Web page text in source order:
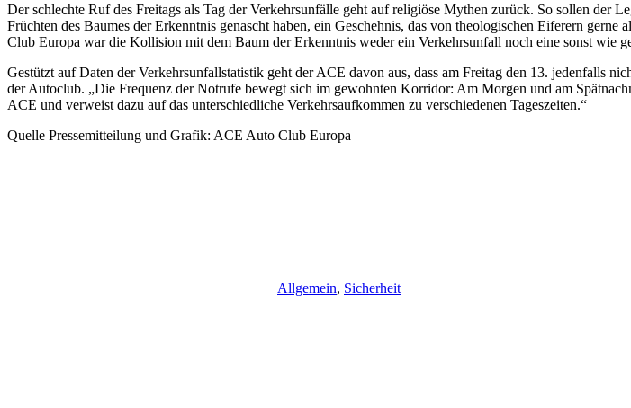
Der schlechte Ruf des Freitags als Tag der Verkehrsunfälle geht auf religiöse Mythen zurück. So sollen der
Früchten des Baumes der Erkenntnis genascht haben, ein Geschehnis, das von theologischen Eiferern
Club Europa war die Kollision mit dem Baum der Erkenntnis weder ein Verkehrsunfall noch eine sonst wie
Gestützt auf Daten der Verkehrsunfallstatistik geht der ACE davon aus, dass am Freitag den 13. jedenfalls
der Autoclub. „Die Frequenz der Notrufe bewegt sich im gewohnten Korridor: Am Morgen und am
ACE und verweist dazu auf das unterschiedliche Verkehrsaufkommen zu verschiedenen Tageszeiten.“
Quelle Pressemitteilung und Grafik: ACE Auto Club Europa
Allgemein, Sicherheit